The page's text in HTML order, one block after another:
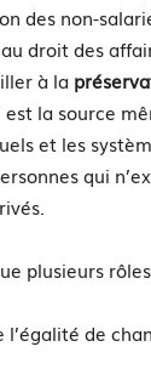
des non-
droit des
à la
est la source
et les
qui
plusieurs
de